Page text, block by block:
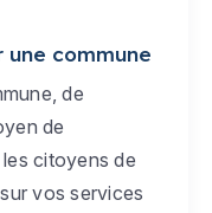
commune
de
de
citoyens de
vos services